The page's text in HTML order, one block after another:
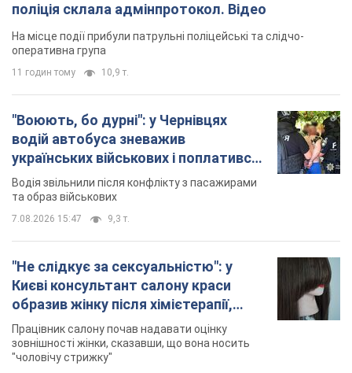
поліція склала адмінпротокол. Відео
На місце події прибули патрульні поліцейські та слідчо-
оперативна група
11 годин тому 10,9 т.
"Воюють, бо дурні": у Чернівцях
водій автобуса зневажив
українських військових і поплатився.
Відео
Водія звільнили після конфлікту з пасажирами
та образ військових
7.08.2026 15:47 9,3 т.
"Не слідкує за сексуальністю": у
Києві консультант салону краси
образив жінку після хімієтерапії,
розгорівся скандал. Фото
Працівник салону почав надавати оцінку
зовнішності жінки, сказавши, що вона носить
"чоловічу стрижку"